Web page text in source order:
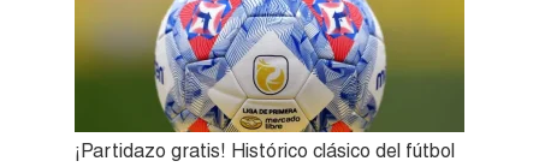
¡Partidazo gratis! Histórico clásico del fútbol